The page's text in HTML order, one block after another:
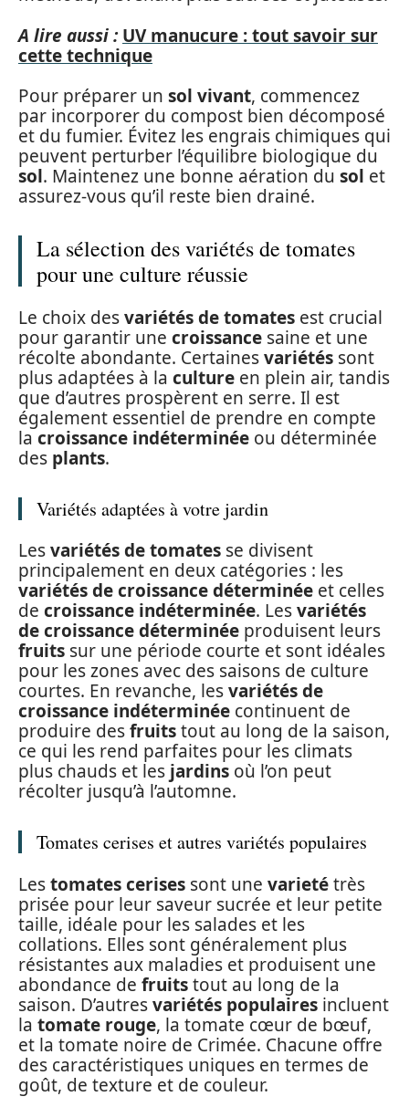
A lire aussi : UV manucure : tout savoir sur
cette technique
Pour préparer un sol vivant, commencez
par incorporer du compost bien décomposé
et du fumier. Évitez les engrais chimiques qui
peuvent perturber l’équilibre biologique du
sol. Maintenez une bonne aération du sol et
assurez-vous qu’il reste bien drainé.
La sélection des variétés de tomates
pour une culture réussie
Le choix desvariétés de tomates est crucial
pour garantir une croissance saine et une
récolte abondante. Certainesvariétés sont
plus adaptées à la culture en plein air, tandis
que d’autres prospèrent en serre. Il est
également essentiel de prendre en compte
la croissance indéterminée ou déterminée
des plants.
Variétés adaptées à votre jardin
Lesvariétés de tomates se divisent
principalement en deux catégories : les
variétés de croissance déterminée et celles
de croissance indéterminée. Lesvariétés
de croissance déterminée produisent leurs
fruits sur une période courte et sont idéales
pour les zones avec des saisons de culture
courtes. En revanche, lesvariétés de
croissance indéterminée continuent de
produire desfruitstout au long de la saison,
ce qui les rend parfaites pour les climats
plus chauds et les jardins où l’on peut
récolter jusqu’à l’automne.
Tomates cerises et autres variétés populaires
Lestomates cerises sont une varietétrès
prisée pour leur saveur sucrée et leur petite
taille, idéale pour les salades et les
collations. Elles sont généralement plus
résistantes aux maladies et produisent une
abondance de fruitstout au long de la
saison. D’autresvariétés populaires incluent
la tomate rouge, la tomate cœur de bœuf,
et la tomate noire de Crimée. Chacune offre
des caractéristiques uniques en termes de
goût, de texture et de couleur.